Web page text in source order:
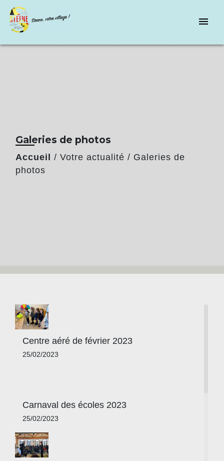
menu
Galeries de photos
Accueil / Votre actualité / Galeries de
photos
Centre aéré de février 2023
25/02/2023
Carnaval des écoles 2023
25/02/2023